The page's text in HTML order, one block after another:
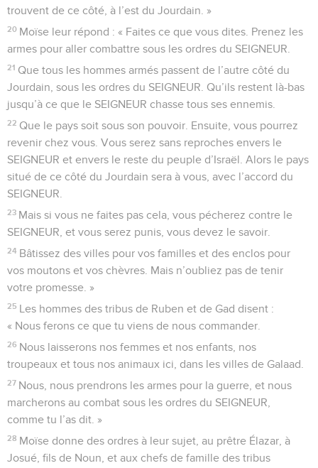
trouvent de ce côté, à l’est du Jourdain. »
20 Moïse leur répond : « Faites ce que vous dites. Prenez les
armes pour aller combattre sous les ordres du SEIGNEUR.
21 Que tous les hommes armés passent de l’autre côté du
Jourdain, sous les ordres du SEIGNEUR. Qu’ils restent là-bas
jusqu’à ce que le SEIGNEUR chasse tous ses ennemis.
22 Que le pays soit sous son pouvoir. Ensuite, vous pourrez
revenir chez vous. Vous serez sans reproches envers le
SEIGNEUR et envers le reste du peuple d’Israël. Alors le pays
situé de ce côté du Jourdain sera à vous, avec l’accord du
SEIGNEUR.
23 Mais si vous ne faites pas cela, vous pécherez contre le
SEIGNEUR, et vous serez punis, vous devez le savoir.
24 Bâtissez des villes pour vos familles et des enclos pour
vos moutons et vos chèvres. Mais n’oubliez pas de tenir
votre promesse. »
25 Les hommes des tribus de Ruben et de Gad disent :
« Nous ferons ce que tu viens de nous commander.
26 Nous laisserons nos femmes et nos enfants, nos
troupeaux et tous nos animaux ici, dans les villes de Galaad.
27 Nous, nous prendrons les armes pour la guerre, et nous
marcherons au combat sous les ordres du SEIGNEUR,
comme tu l’as dit. »
28 Moïse donne des ordres à leur sujet, au prêtre Élazar, à
Josué, fils de Noun, et aux chefs de famille des tribus